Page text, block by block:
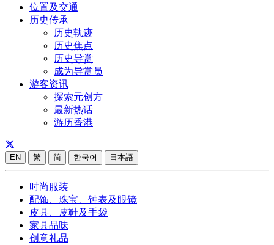
位置及交通
历史传承
历史轨迹
历史焦点
历史导赏
成为导赏员
游客资讯
探索元创方
最新热话
游历香港
EN 繁 简 한국어 日本語
时尚服装
配饰、珠宝、钟表及眼镜
皮具、皮鞋及手袋
家具品味
创意礼品